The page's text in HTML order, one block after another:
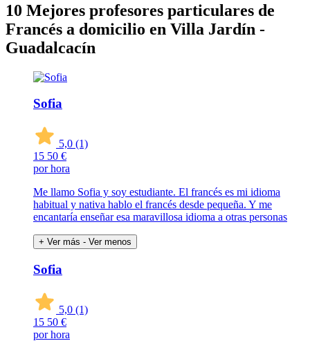
10 Mejores profesores particulares de
Francés a domicilio en Villa Jardín -
Guadalcacín
Sofia
5,0 (1)
15 50 €
por hora
Me llamo Sofia y soy estudiante. El francés es mi idioma
habitual y nativa hablo el francés desde pequeña. Y me
encantaría enseñar esa maravillosa idioma a otras personas
+ Ver más - Ver menos
Sofia
5,0 (1)
15 50 €
por hora